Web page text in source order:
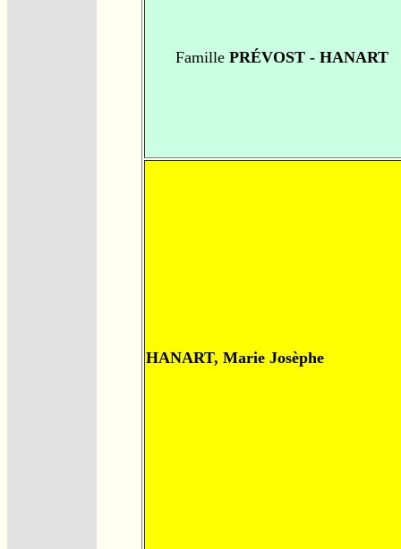
FamillePRÉVOST - HANART
HANART, Marie Josèphe